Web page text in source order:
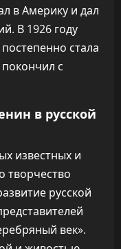
в Америку и дал
В 1926 году
стала
с
в русской
известных и
творчество
русской
век».